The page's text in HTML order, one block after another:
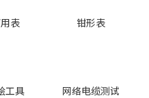
表 钳形表
工具 网络电缆测试